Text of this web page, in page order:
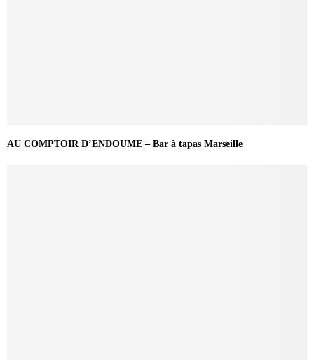
AU COMPTOIR D’ENDOUME – Bar à tapas Marseille